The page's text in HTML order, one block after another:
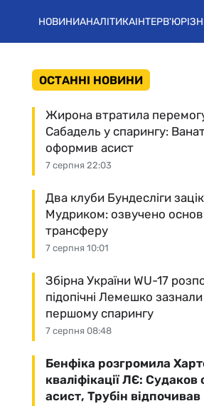
НОВИНИАНАЛІТИКАІНТЕРВ'Ю
ОСТАННІ НОВИНИ
7 серпня 22:03
Жирона втратила
Сабадель у спарингу:
оформив асист
7 серпня 10:01
Два клуби Бундесліги
Мудриком: озвучено
трансферу
7 серпня 08:48
Збірна України WU-17
підопічні Лемешко
першому спарингу
Бенфіка розгромила
кваліфікації ЛЄ:
асист, Трубін відпочивав